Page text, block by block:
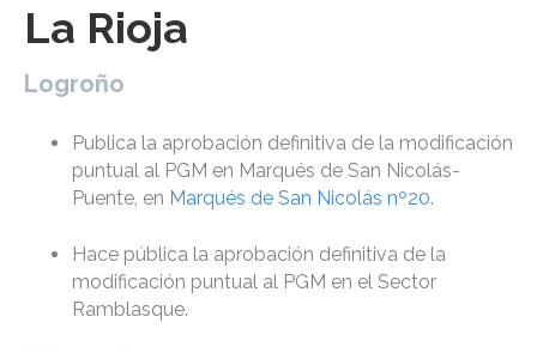
La Rioja
Logroño
Publica la aprobación definitiva de la modificación
puntual al PGM en Marqués de San Nicolás-
Puente, en Marqués de San Nicolás nº20.
Hace pública la aprobación definitiva de la
modificación puntual al PGM en el Sector
Ramblasque.